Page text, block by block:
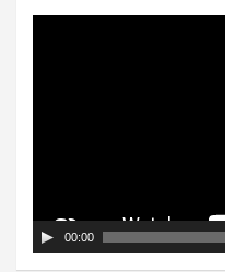
é
00:00